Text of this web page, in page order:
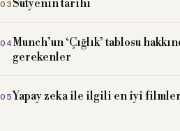
Sütyenin tarihi
Munch’un ‘Çığlık’ tablosu
gerekenler
Yapay zeka ile ilgili en iyi filmler